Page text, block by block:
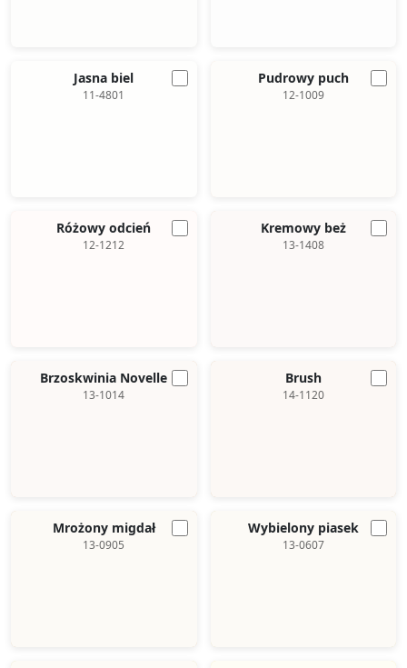
Jasna biel
11-4801
Pudrowy puch
12-1009
Różowy odcień
12-1212
Kremowy beż
13-1408
Brzoskwinia Novelle
13-1014
Brush
14-1120
Mrożony migdał
13-0905
Wybielony piasek
13-0607